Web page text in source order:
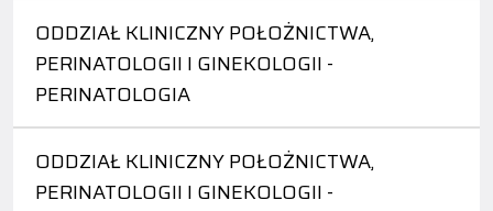
ODDZIAŁ KLINICZNY POŁOŻNICTWA,
PERINATOLOGII I GINEKOLOGII -
PERINATOLOGIA
ODDZIAŁ KLINICZNY POŁOŻNICTWA,
PERINATOLOGII I GINEKOLOGII -